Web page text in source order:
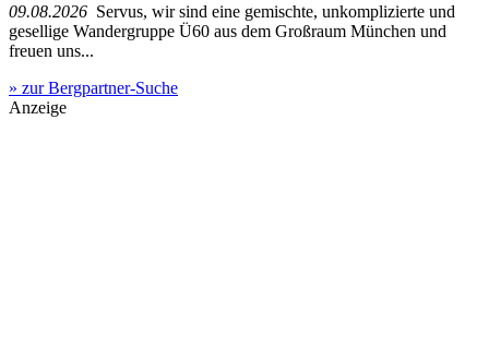
09.08.2026 Servus, wir sind eine gemischte, unkomplizierte und
gesellige Wandergruppe Ü60 aus dem Großraum München und
freuen uns...
» zur Bergpartner-Suche
Anzeige